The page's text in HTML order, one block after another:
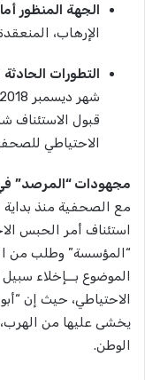
الجهة المنظور
الإرهاب،
التطورات الحادثة
قبول الاستئناف
الاحتياطي
مجهودات “المرصد”
مع الصحفية منذ بداية
استئناف أمر الحبس
“المؤسسة” وطلب من
الموضوع بــإخلاء
الاحتياطي، حيث إن
يخشى عليها من
الوطن.